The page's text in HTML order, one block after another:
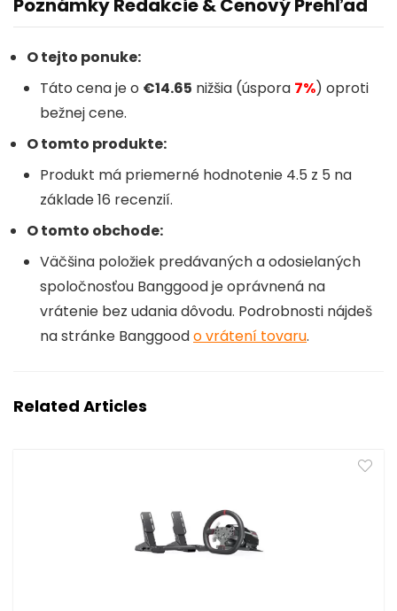
Poznámky Redakcie & Cenový Prehľad
O tejto ponuke:
Táto cena je o €14.65 nižšia (úspora 7%) oproti
bežnej cene.
O tomto produkte:
Produkt má priemerné hodnotenie 4.5 z 5 na
základe 16 recenzií.
O tomto obchode:
Väčšina položiek predávaných a odosielaných
spoločnosťou Banggoodje oprávnená na
vrátenie bez udania dôvodu. Podrobnosti nájdeš
na stránke Banggoodo vrátení tovaru.
Related Articles